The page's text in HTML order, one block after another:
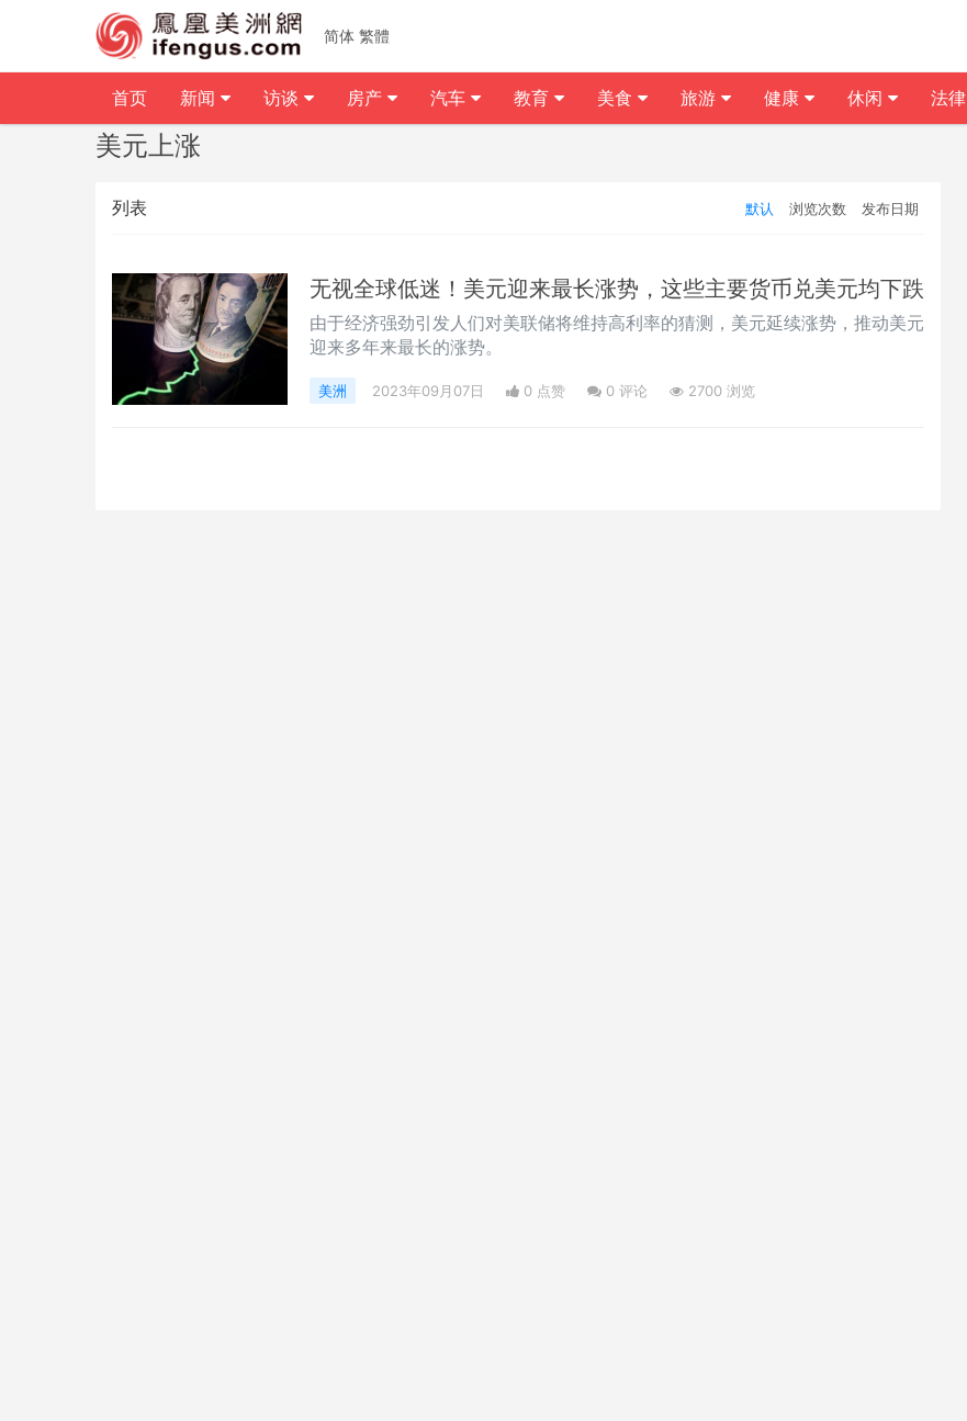
美元上涨
列表 默认 浏览次数 发布日期
无视全球低迷！美元迎来最长涨势，这些主要货币兑美元均下跌
由于经济强劲引发人们对美联储将维持高利率的猜测，美元延续涨势，推动美元
迎来多年来最长的涨势。
美洲 2023年09月07日 0 点赞 0 评论 2700 浏览
简体 繁體
首页 新闻 访谈 房产 汽车 教育 美食 旅游 健康 休闲 法律